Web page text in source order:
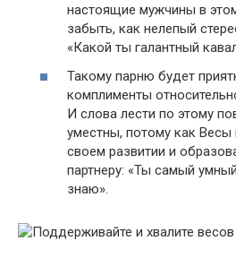
настоящие мужчины в
забыть, как нелепый
«Какой ты галантный
Такому парню будет
комплименты
И слова лести по этому
уместны, потому как Весы
своем развитии и
партнеру: «Ты самый
знаю».